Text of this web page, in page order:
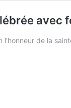
avec
l’honneur de la